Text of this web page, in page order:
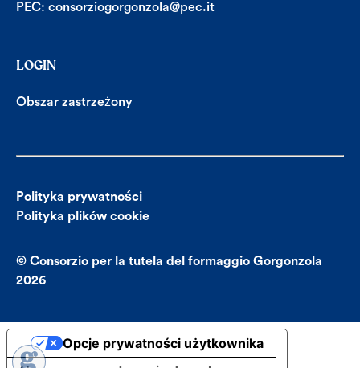
PEC: consorziogorgonzola@pec.it
LOGIN
Obszar zastrzeżony
Polityka prywatności
Polityka plików cookie
© Consorzio per la tutela del formaggio Gorgonzola
2026
Opcje prywatności użytkownika